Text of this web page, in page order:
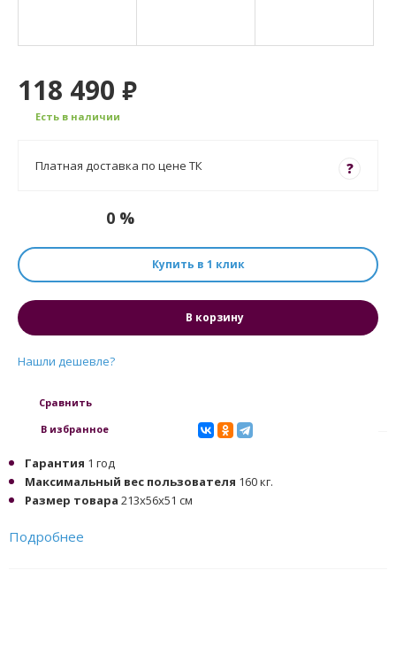
118 490 ₽
Есть в наличии
?
Платная доставка по цене ТК
0 %
Купить в 1 клик
В корзину
Нашли дешевле?
Сравнить
В избранное
Гарантия 1 год
Максимальный вес пользователя 160 кг.
Размер товара 213x56x51 см
Подробнее